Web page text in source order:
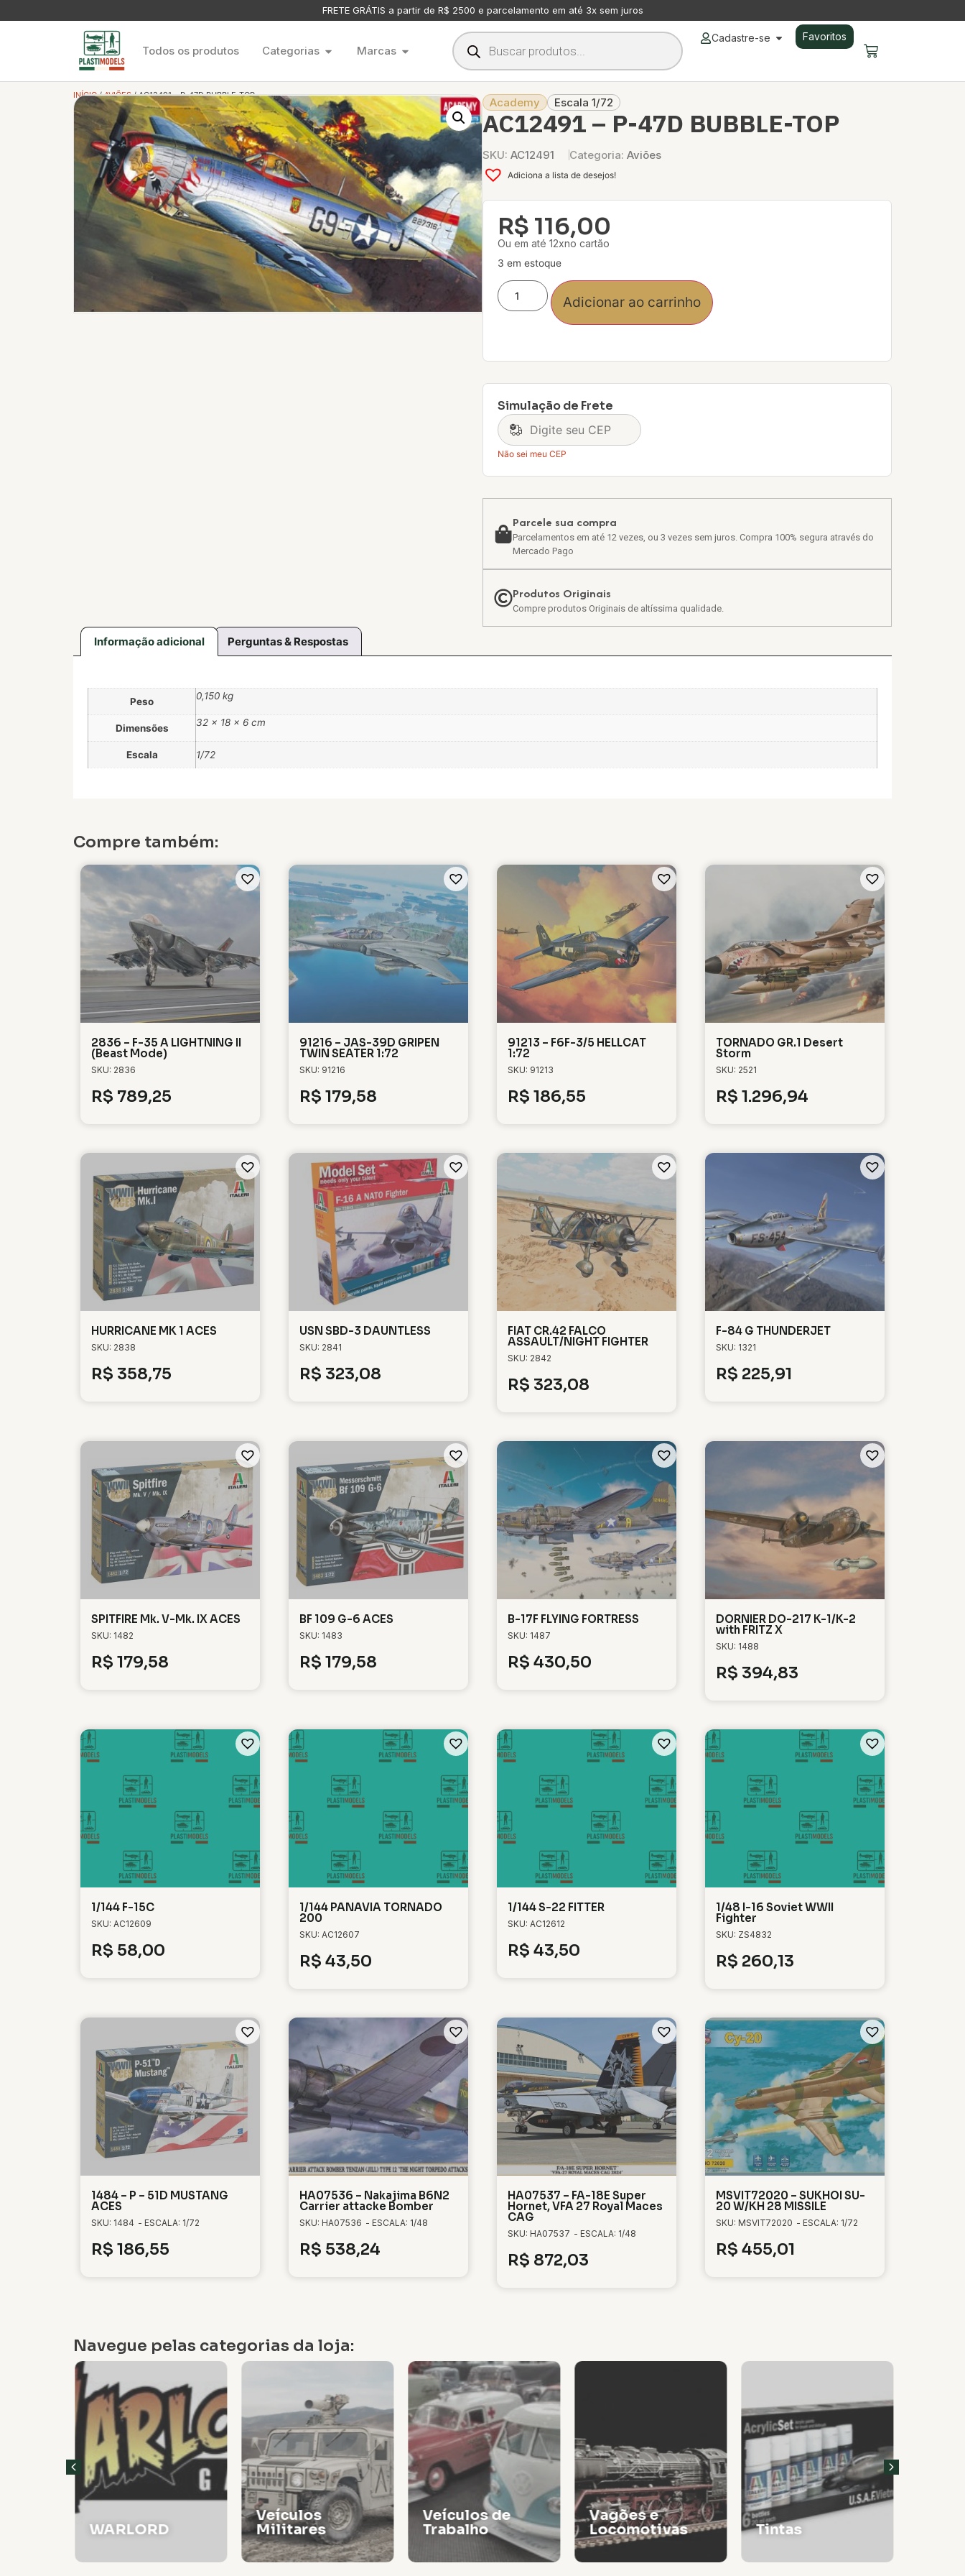
FRETE GRÁTIS a partir de R$ 2500 e parcelamento em até 3x sem juros
Todos os produtos Categorias Marcas
Cadastre-se Favoritos
INÍCIO/AVIÕES/ AC12491 – P-47D BUBBLE-TOP
Academy Escala 1/72
AC12491 – P-47D BUBBLE-TOP
SKU: AC12491 Categoria: Aviões
Adiciona a lista de desejos!
R$ 116,00
Ou em até 12xno cartão
3 em estoque
Adicionar ao carrinho
Simulação de Frete
Não sei meu CEP
Parcele sua compra
Parcelamentos em até 12 vezes, ou 3 vezes sem juros. Compra 100% segura através do
Mercado Pago
Produtos Originais
Compre produtos Originais de altíssima qualidade.
Informação adicional Perguntas & Respostas
Peso 0,150 kg
Dimensões 32 × 18 × 6 cm
Escala 1/72
Compre também:
2836 – F-35 A LIGHTNING II
(Beast Mode)
SKU: 2836
R$ 789,25
91216 – JAS-39D GRIPEN
TWIN SEATER 1:72
SKU: 91216
R$ 179,58
91213 – F6F-3/5 HELLCAT
1:72
SKU: 91213
R$ 186,55
TORNADO GR.1 Desert
Storm
SKU: 2521
R$ 1.296,94
HURRICANE MK 1 ACES
SKU: 2838
R$ 358,75
USN SBD-3 DAUNTLESS
SKU: 2841
R$ 323,08
FIAT CR.42 FALCO
ASSAULT/NIGHT FIGHTER
SKU: 2842
R$ 323,08
F-84 G THUNDERJET
SKU: 1321
R$ 225,91
SPITFIRE Mk. V-Mk. IX ACES
SKU: 1482
R$ 179,58
BF 109 G-6 ACES
SKU: 1483
R$ 179,58
B-17F FLYING FORTRESS
SKU: 1487
R$ 430,50
DORNIER DO-217 K-1/K-2
with FRITZ X
SKU: 1488
R$ 394,83
1/144 F-15C
SKU: AC12609
R$ 58,00
1/144 PANAVIA TORNADO
200
SKU: AC12607
R$ 43,50
1/144 S-22 FITTER
SKU: AC12612
R$ 43,50
1/48 I-16 Soviet WWII
Fighter
SKU: ZS4832
R$ 260,13
1484 – P – 51D MUSTANG
ACES
SKU: 1484 - ESCALA: 1/72
R$ 186,55
HA07536 – Nakajima B6N2
Carrier attacke Bomber
SKU: HA07536 - ESCALA: 1/48
R$ 538,24
HA07537 – FA-18E Super
Hornet, VFA 27 Royal Maces
CAG
SKU: HA07537 - ESCALA: 1/48
R$ 872,03
MSVIT72020 – SUKHOI SU-
20 W/KH 28 MISSILE
SKU: MSVIT72020 - ESCALA: 1/72
R$ 455,01
Navegue pelas categorias da loja:
WARLORD
Veículos
Militares
Veículos de
Trabalho
Vagões e
Locomotivas
Tintas